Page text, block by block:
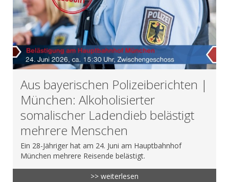
Aus bayerischen Polizeiberichten |
München: Alkoholisierter
somalischer Ladendieb belästigt
mehrere Menschen
Ein 28-Jähriger hat am 24. Juni am Hauptbahnhof
München mehrere Reisende belästigt.
>> weiterlesen